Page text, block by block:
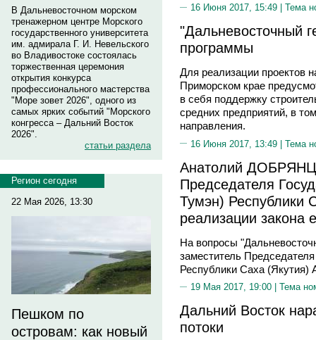
В Дальневосточном морском
тренажерном центре Морского
государственного университета
им. адмирала Г. И. Невельского
во Владивостоке состоялась
торжественная церемония
открытия конкурса
профессионального мастерства
"Море зовет 2026", одного из
самых ярких событий "Морского
конгресса – Дальний Восток
2026".
статьи раздела
Регион сегодня
22 Мая 2026, 13:30
Пешком по
островам: как новый
16 Июня 2017, 15:49 | Тема
"Дальневосточный
программы
Для реализации проектов
Приморском крае
в себя поддержку
средних предприятий, в
направления.
16 Июня 2017, 13:49 | Тема
Анатолий
Председателя
Тумэн) Республики
реализации закона
На вопросы
заместитель
Республики Саха
19 Мая 2017, 19:00 | Тема
Дальний Восток
потоки